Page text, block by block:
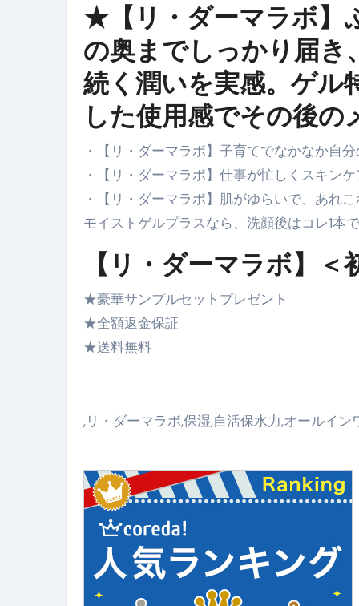
英語が「聞こえる・分かる・
【海外ツアー完全ガイド】アジ
新春スペシャルセール完全ガ
【ムームードメイン】 【.site
梅干しを毎日食べたらどうな
ブルーベリーを毎日食べたら
バナナを毎日食べたらどうな
ドメイン取得からホームページ
かいまき（掻巻き）超完全ガ
【最新版】掛け布団の選び方“
【アシストステッパー】ハン
「3秒で整う、新しい栄養補給
クリスマスの魔法で、心と
磁気ネックレスは「首に着ける
【最新】手袋の選び方 完全ガ
電気カミソリ完全ガイド｜深
★【リ・ダーマラボ】
の奥までしっかり届き
続く潤いを実感。ゲル
した使用感でその後の
・【リ・ダーマラボ】子育てでなかなか自
・【リ・ダーマラボ】仕事が忙しくスキン
・【リ・ダーマラボ】肌がゆらいで、あれ
モイストゲルプラスなら、洗顔後はコレ1本
【リ・ダーマラボ】＜
★豪華サンプルセットプレゼント
★全額返金保証
★送料無料
,リ・ダーマラボ,保湿,自活保水力,オールイン